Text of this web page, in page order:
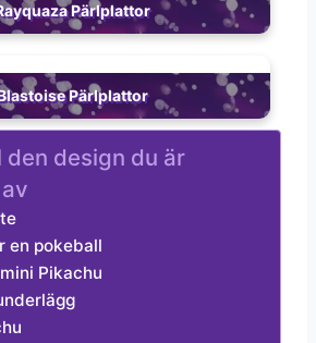
Pärlplattor
Pärlplattor
den design du är
en pokeball
Pikachu